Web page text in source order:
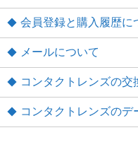
会員登録と購入履歴に
メールについて
コンタクトレンズの交
コンタクトレンズのデ